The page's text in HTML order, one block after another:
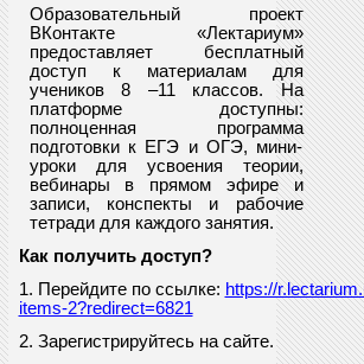
Образовательный проект
ВКонтакте «Лектариум»
предоставляетбесплатный
доступ к материалам для
учеников 8 –11 классов. На
платформе доступны:
полноценная программа
подготовки к ЕГЭ и ОГЭ, мини-
уроки для усвоения теории,
вебинары в прямом эфире и
записи, конспекты и рабочие
тетради для каждого занятия.
Как получить доступ?
1. Перейдите по ссылке: https://
items-2?redirect=6821
2. Зарегистрируйтесь на сайте.